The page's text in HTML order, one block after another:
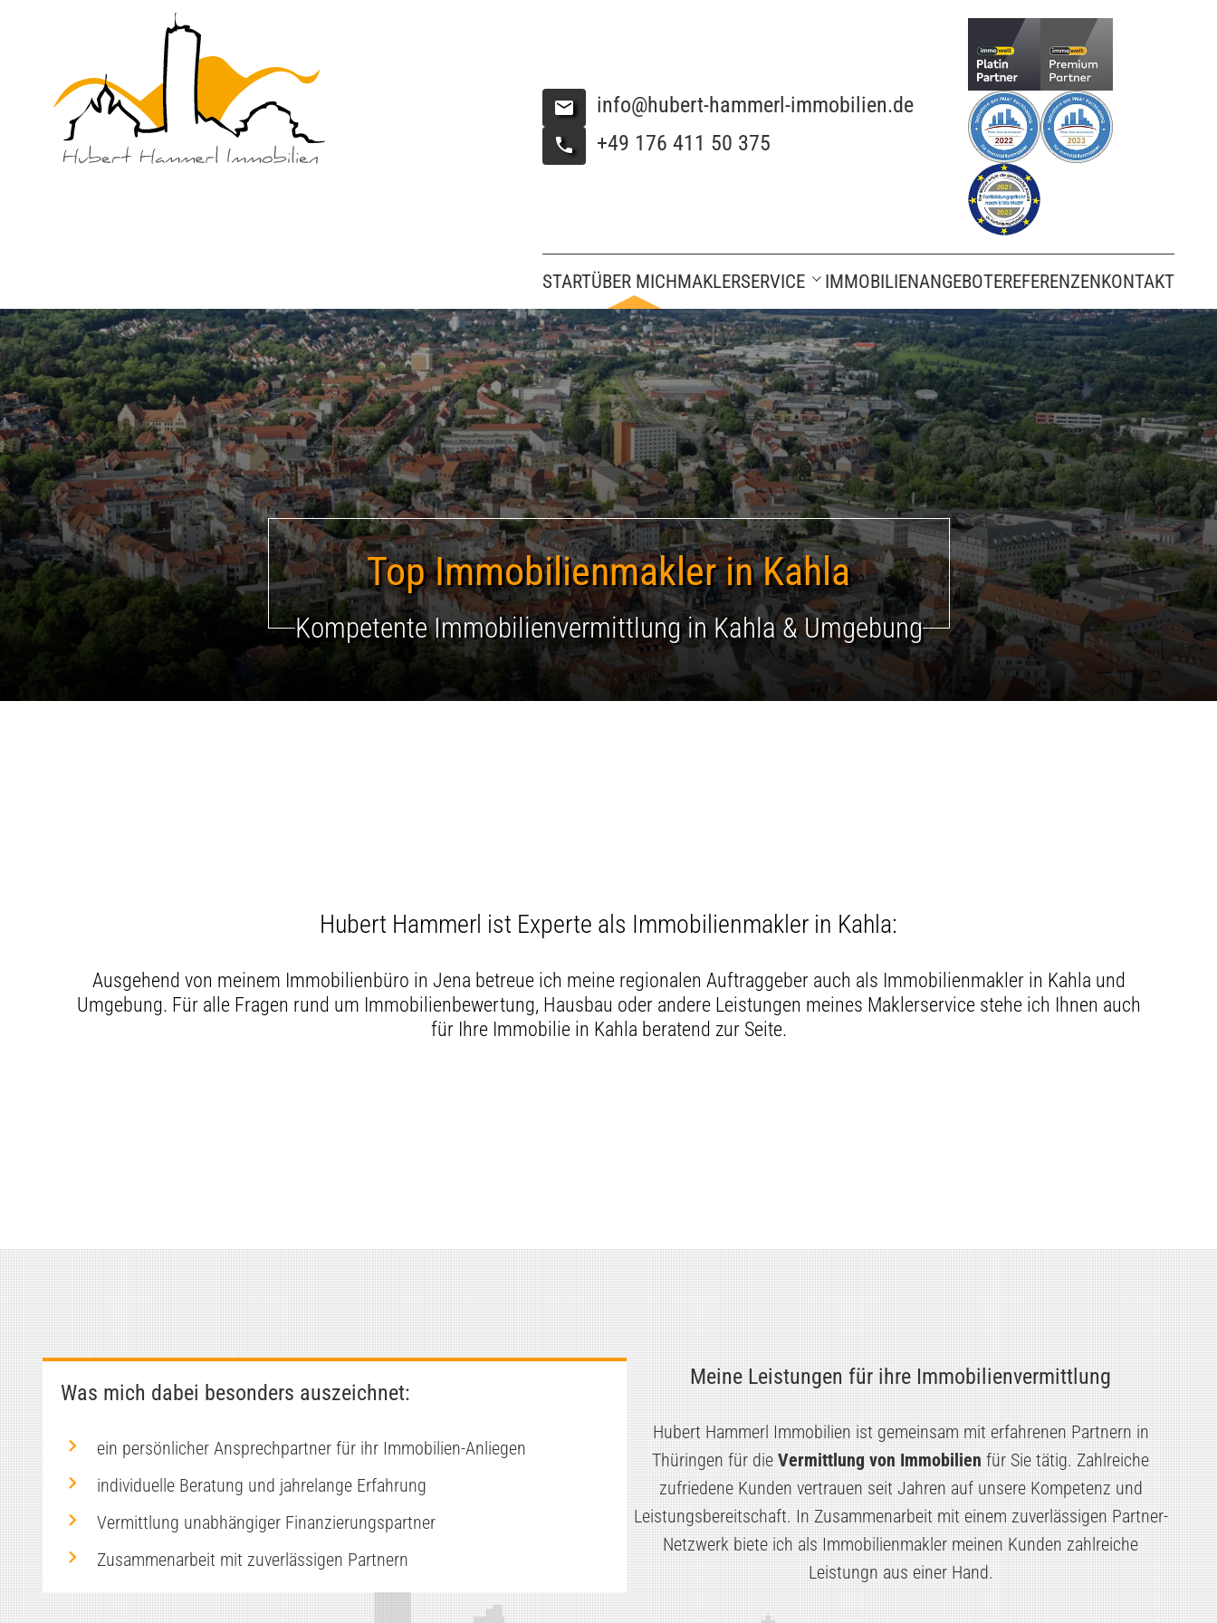
info@hubert-hammerl-immobilien.de
+49 176 411 50 375
STARTÜBER MICHMAKLERSERVICE
Immobilienbewertung
Immobilien verkaufen
Hausbau
Wohnberatung
IMMOBILIENANGEBOTEREFERENZENKONTAKT
Top Immobilienmakler in Kahla
Kompetente Immobilienvermittlung in Kahla & Umgebung
Hubert Hammerl ist Experte als Immobilienmakler in Kahla:
Ausgehend von meinem Immobilienbüro in Jena betreue ich meine regionalen Auftraggeber auch als Immobilienmakler in Kahla und
Umgebung. Für alle Fragen rund um Immobilienbewertung, Hausbau oder andere Leistungen meines Maklerservice stehe ich Ihnen auch
für Ihre Immobilie in Kahla beratend zur Seite.
Was mich dabei besonders auszeichnet:
ein persönlicher Ansprechpartner für ihr Immobilien-Anliegen
individuelle Beratung und jahrelange Erfahrung
Vermittlung unabhängiger Finanzierungspartner
Zusammenarbeit mit zuverlässigen Partnern
Meine Leistungen für ihre Immobilienvermittlung
Hubert Hammerl Immobilien ist gemeinsam mit erfahrenen Partnern in
Thüringen für dieVermittlung von Immobilienfür Sie tätig. Zahlreiche
zufriedene Kunden vertrauen seit Jahren auf unsere Kompetenz und
Leistungsbereitschaft. In Zusammenarbeit mit einem zuverlässigen Partner-
Netzwerk biete ich als Immobilienmakler meinen Kunden zahlreiche
Leistungn aus einer Hand.